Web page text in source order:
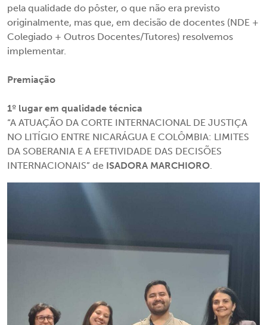
pela qualidade do pôster, o que não era previsto
originalmente, mas que, em decisão de docentes (NDE +
Colegiado + Outros Docentes/Tutores) resolvemos
implementar.
Premiação
1º lugar em qualidade técnica
“A ATUAÇÃO DA CORTE INTERNACIONAL DE JUSTIÇA
NO LITÍGIO ENTRE NICARÁGUA E COLÔMBIA: LIMITES
DA SOBERANIA E A EFETIVIDADE DAS DECISÕES
INTERNACIONAIS” de ISADORA MARCHIORO.